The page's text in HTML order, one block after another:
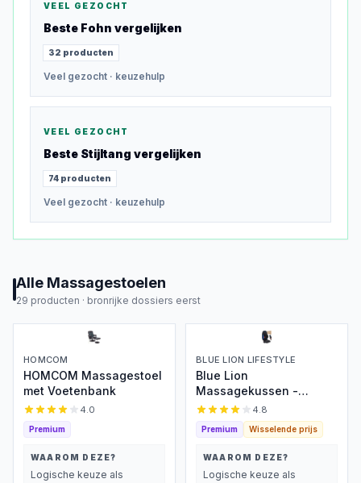
VEEL GEZOCHT
Beste Fohn vergelijken
32 producten
Veel gezocht · keuzehulp
VEEL GEZOCHT
Beste Stijltang vergelijken
74 producten
Veel gezocht · keuzehulp
Alle Massagestoelen
29 producten · bronrijke dossiers eerst
HOMCOM
HOMCOM Massagestoel
met Voetenbank
4.0
Premium
WAAROM DEZE?
Logische keuze als
BLUE LION LIFESTYLE
Blue Lion
Massagekussen -
Shiatsu & Warmte
4.8
Premium Wisselende prijs
WAAROM DEZE?
Logische keuze als